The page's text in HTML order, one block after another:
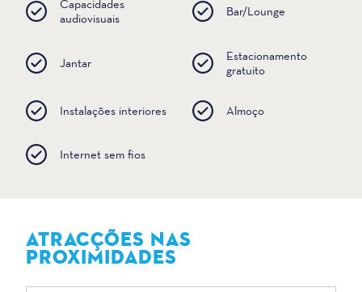
Capacidades
audiovisuais
Bar/Lounge
Jantar
Estacionamento
gratuito
Instalações interiores Almoço
Internet sem fios
ATRACÇÕES NAS
PROXIMIDADES